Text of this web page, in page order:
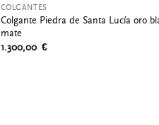
COLGANTES
Colgante Piedra de Santa Lucía oro
mate
1.300,00 €